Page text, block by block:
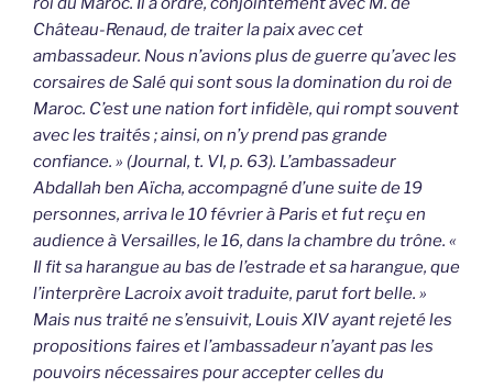
Château-Renaud, de traiter la paix avec cet
ambassadeur. Nous n’avions plus de guerre qu’avec les
corsaires de Salé qui sont sous la domination du roi de
Maroc. C’est une nation fort infidèle, qui rompt souvent
avec les traités ; ainsi, on n’y prend pas grande
confiance. » (Journal, t. VI, p. 63). L’ambassadeur
Abdallah ben Aïcha, accompagné d’une suite de 19
personnes, arriva le 10 février à Paris et fut reçu en
audience à Versailles, le 16, dans la chambre du trône. «
Il fit sa harangue au bas de l’estrade et sa harangue, que
l’interprère Lacroix avoit traduite, parut fort belle. »
Mais nus traité ne s’ensuivit, Louis XIV ayant rejeté les
propositions faires et l’ambassadeur n’ayant pas les
pouvoirs nécessaires pour accepter celles du